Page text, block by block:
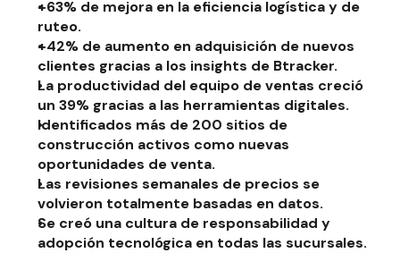
+63% de mejora en la eficiencia logística y de
ruteo.
+42% de aumento en adquisición de nuevos
clientes gracias a los insights de Btracker.
La productividad del equipo de ventas creció
un 39% gracias a las herramientas digitales.
Identificados más de 200 sitios de
construcción activos como nuevas
oportunidades de venta.
Las revisiones semanales de precios se
volvieron totalmente basadas en datos.
Se creó una cultura de responsabilidad y
adopción tecnológica en todas las sucursales.